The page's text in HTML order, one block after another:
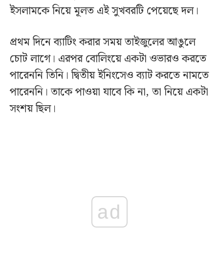
ইসলামকে নিয়ে মূলত এই সুখবরটি পেয়েছে দল।
প্রথম দিনে ব্যাটিং করার সময় তাইজুলের আঙুলে
চোট লাগে। এরপর বোলিংয়ে একটা ওভারও করতে
পারেননি তিনি। দ্বিতীয় ইনিংসেও ব্যাট করতে নামতে
পারেননি। তাকে পাওয়া যাবে কি না, তা নিয়ে একটা
সংশয় ছিল।
ad